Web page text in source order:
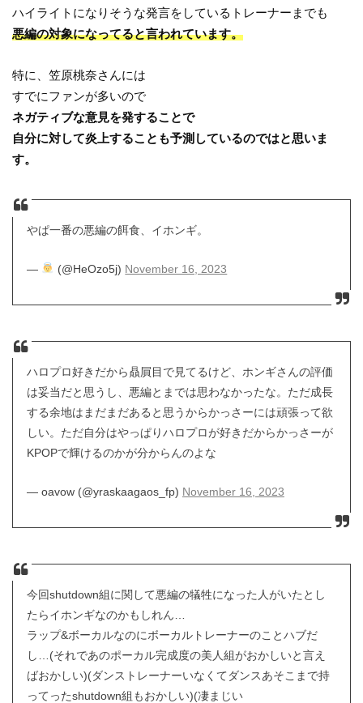
ハイライトになりそうな発言をしているトレーナーまでも
悪編の対象になってると言われています。
特に、笠原桃奈さんには
すでにファンが多いので
ネガティブな意見を発することで
自分に対して炎上することも予測しているのではと思いま
す。
やぱ一番の悪編の餌食、イホンギ。
— (@HeOzo5j) November 16, 2023
ハロプロ好きだから贔屓目で見てるけど、ホンギさんの評価
は妥当だと思うし、悪編とまでは思わなかったな。ただ成長
する余地はまだまだあると思うからかっさーには頑張って欲
しい。ただ自分はやっぱりハロプロが好きだからかっさーが
KPOPで輝けるのかが分からんのよな
— oavow (@yraskaagaos_fp) November 16, 2023
今回shutdown組に関して悪編の犠牲になった人がいたとし
たらイホンギなのかもしれん…
ラップ&ボーカルなのにボーカルトレーナーのことハブだ
し…(それであのポーカル完成度の美人組がおかしいと言え
ばおかしい)(ダンストレーナーいなくてダンスあそこまで持
ってったshutdown組もおかしい)(凄まじい